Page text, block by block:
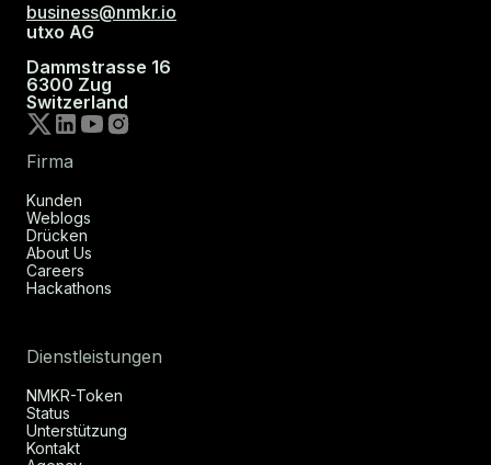
business@nmkr.io
utxo AG
Dammstrasse 16
6300 Zug
Switzerland
Firma
Kunden
Weblogs
Drücken
About Us
Careers
Hackathons
Dienstleistungen
NMKR-Token
Status
Unterstützung
Kontakt